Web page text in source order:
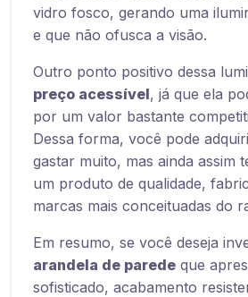
vidro fosco, gerando uma
e que não ofusca a visão.
Outro ponto positivo dessa
preço acessível, já que ela
por um valor bastante
Dessa forma, você pode
gastar muito, mas ainda assim
um produto de qualidade,
marcas mais conceituadas do
Em resumo, se você deseja
arandela de parede que
sofisticado, acabamento